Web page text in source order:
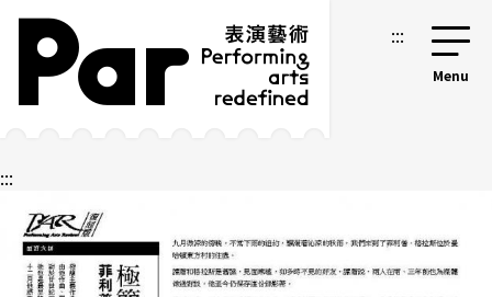
跳到主要內容區塊
網站導覽 :::
:::